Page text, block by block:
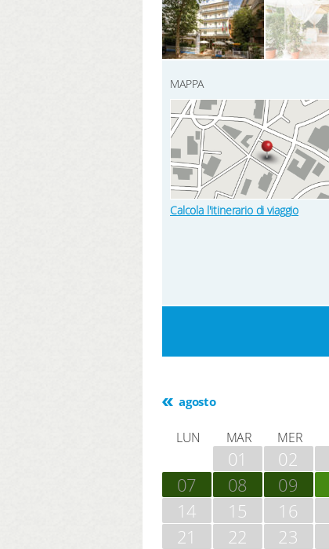
MAPPA
Calcola l'itinerario di viaggio
agosto
LUN MAR MER
01 02
07
08 09
14
15 16
21
22 23